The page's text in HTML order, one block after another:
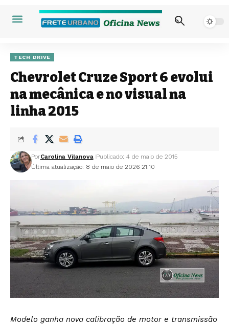
TECH DRIVE
Chevrolet Cruze Sport 6 evolui
na mecânica e no visual na
linha 2015
Última atualização: 8 de maio de 2026 21:10
PorCarolina Vilanova Publicado: 4 de maio de 2015
Modelo ganha nova calibração de motor e transmissão